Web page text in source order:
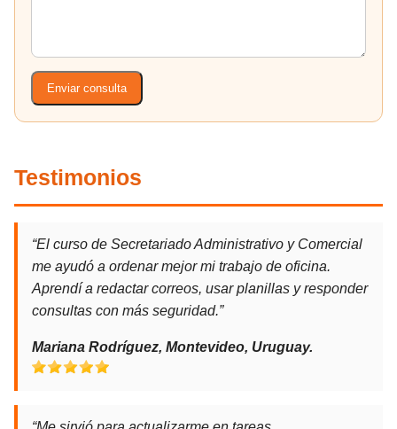
Enviar consulta
Testimonios
“El curso de Secretariado Administrativo y Comercial
me ayudó a ordenar mejor mi trabajo de oficina.
Aprendí a redactar correos, usar planillas y responder
consultas con más seguridad.”
Mariana Rodríguez, Montevideo, Uruguay.